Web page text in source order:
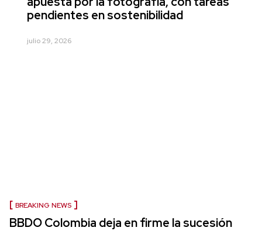
pendientes en sostenibilidad
julio 29, 2026
BREAKING NEWS
BBDO Colombia deja en firme la sucesión